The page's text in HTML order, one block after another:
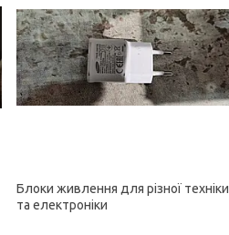
Блоки живлення для різної техніки
та електроніки